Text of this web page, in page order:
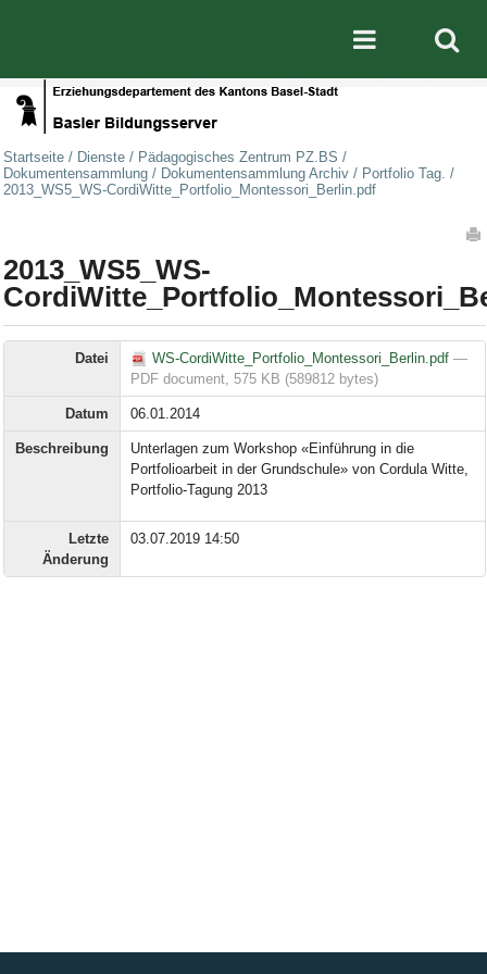
Mobile
Startseite / Dienste / Pädagogisches Zentrum PZ.BS /
Dokumentensammlung / Dokumentensammlung Archiv / Portfolio Tag. /
2013_WS5_WS-CordiWitte_Portfolio_Montessori_Berlin.pdf
2013_WS5_WS-
Datei WS-CordiWitte_Portfolio_Montessori_Berlin.pdf—
PDF document, 575 KB (589812 bytes)
Datum 06.01.2014
Beschreibung
Unterlagen zum Workshop «Einführung in die
Portfolioarbeit in der Grundschule» von Cordula Witte,
Portfolio-Tagung 2013
Letzte
Änderung
03.07.2019 14:50